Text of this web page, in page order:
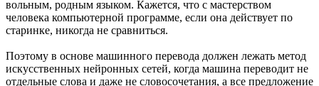
вольным, родным языком. Кажется, что с мастерством
человека компьютерной программе, если она действует по
старинке, никогда не сравниться.
Поэтому в основе машинного перевода должен лежать метод
искусственных нейронных сетей, когда машина переводит не
отдельные слова и даже не словосочетания, а все предложение